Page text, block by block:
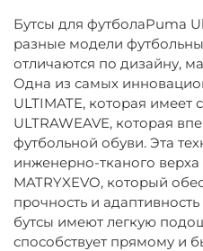
Бутсы для футболаPuma
разные модели
отличаются по дизайну,
Одна из самых
ULTIMATE, которая
ULTRAWEAVE, которая
футбольной обуви. Эта
инженерно-тканого верха
MATRYXEVO, который
прочность и
бутсы имеют легкую
способствует прямому и